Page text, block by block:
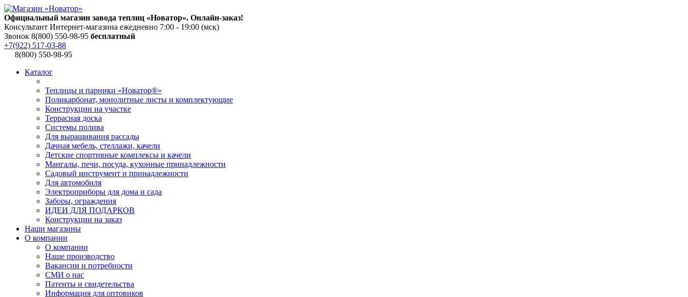
Официальный магазин завода теплиц «Новатор». Онлайн-заказ!
Консультант Интернет-магазина ежедневно 7:00 - 19:00 (мск)
Звонок 8(800) 550-98-95 бесплатный
+7(922) 517-03-88
8(800) 550-98-95
Каталог
Теплицы и парники «Новатор®»
Поликарбонат, монолитные листы и комплектующие
Конструкции на участке
Террасная доска
Системы полива
Для выращивания рассады
Дачная мебель, стеллажи, качели
Детские спортивные комплексы и качели
Мангалы, печи, посуда, кухонные принадлежности
Садовый инструмент и принадлежности
Для автомобиля
Электроприборы для дома и сада
Заборы, ограждения
ИДЕИ ДЛЯ ПОДАРКОВ
Конструкции на заказ
Наши магазины
О компании
О компании
Наше производство
Вакансии и потребности
СМИ о нас
Патенты и свидетельства
Информация для оптовиков